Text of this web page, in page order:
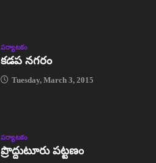
పర్యాటకం
కడప నగరం
Tuesday, March 3, 2015
పర్యాటకం
ప్రొద్దుటూరు పట్టణం